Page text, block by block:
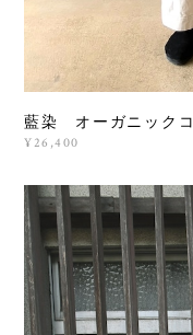
藍染 オーガニック
¥26,400